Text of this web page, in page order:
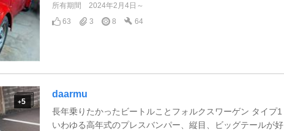
所有期間
2024年2月4日～
63
3 8 64
+5
daarmu
長年乗りたかったビートルことフォルクスワーゲン タイプ1
いわゆる高年式のプレスバンパー、縦目、ビッグテールが好